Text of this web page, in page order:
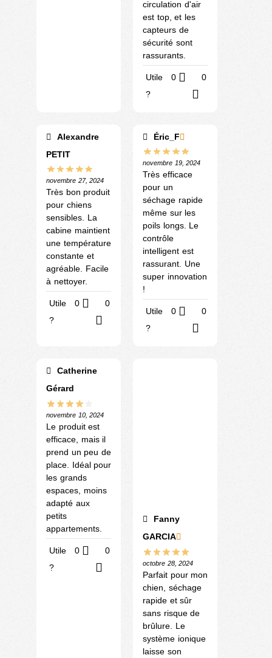
circulation d'air
est top, et les
capteurs de
sécurité sont
rassurants.
Utile
?
0 0
Alexandre
PETIT
novembre 27, 2024
Très bon produit
pour chiens
sensibles. La
cabine maintient
une température
constante et
agréable. Facile
à nettoyer.
Utile
?
0 0
Éric_F
novembre 19, 2024
Très efficace
pour un
séchage rapide
même sur les
poils longs. Le
contrôle
intelligent est
rassurant. Une
super innovation
!
Utile
?
0 0
Catherine
Gérard
novembre 10, 2024
Le produit est
efficace, mais il
prend un peu de
place. Idéal pour
les grands
espaces, moins
adapté aux
petits
appartements.
Utile
?
0 0
Fanny
GARCIA
octobre 28, 2024
Parfait pour mon
chien, séchage
rapide et sûr
sans risque de
brûlure. Le
système ionique
laisse son